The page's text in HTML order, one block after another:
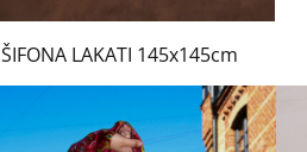
ŠIFONA LAKATI 145x145cm